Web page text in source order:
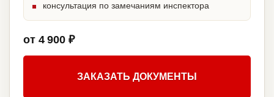
консультация по замечаниям инспектора
от 4 900 ₽
ЗАКАЗАТЬ ДОКУМЕНТЫ